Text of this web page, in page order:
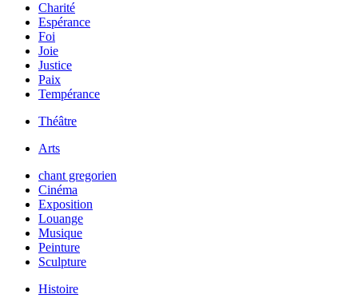
Charité
Espérance
Foi
Joie
Justice
Paix
Tempérance
Théâtre
Arts
chant gregorien
Cinéma
Exposition
Louange
Musique
Peinture
Sculpture
Histoire